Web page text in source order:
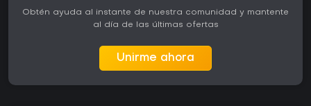
Obtén ayuda al instante de nuestra comunidad y mantente
al día de las últimas ofertas
Unirme ahora